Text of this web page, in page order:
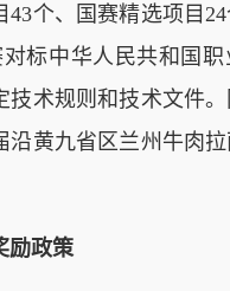
43个、国赛精选项目
标中华人民共和国
技术规则和技术文件
沿黄九省区兰州牛肉
励政策